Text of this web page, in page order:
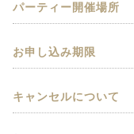
パーティー開催場所
お申し込み期限
キャンセルについて